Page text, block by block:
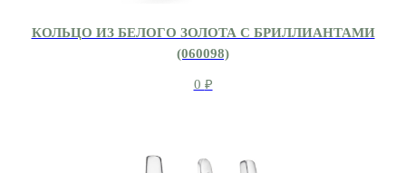
КОЛЬЦО ИЗ БЕЛОГО ЗОЛОТА С БРИЛЛИАНТАМИ
(060098)
0 ₽